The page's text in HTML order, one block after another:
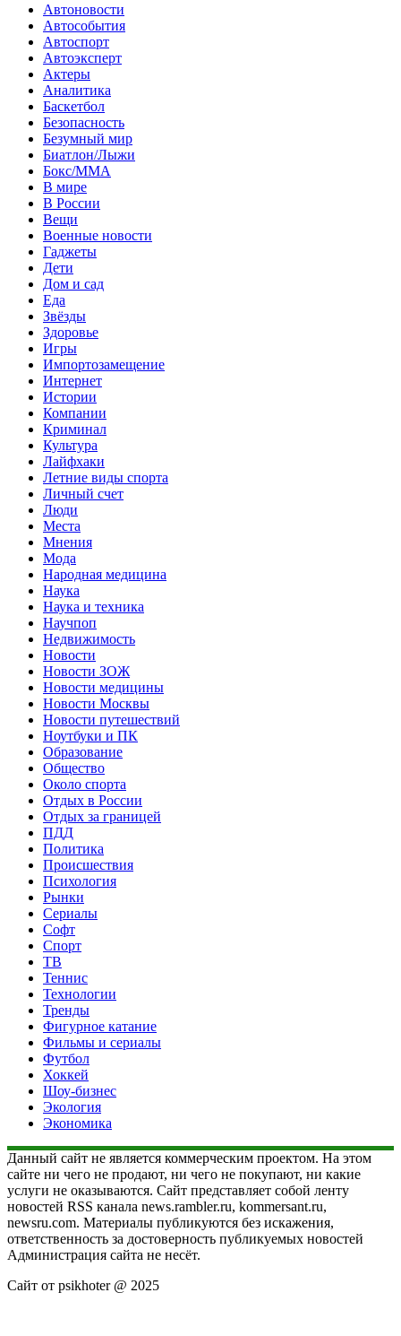
Автоновости
Автособытия
Автоспорт
Автоэксперт
Актеры
Аналитика
Баскетбол
Безопасность
Безумный мир
Биатлон/Лыжи
Бокс/MMA
В мире
В России
Вещи
Военные новости
Гаджеты
Дети
Дом и сад
Еда
Звёзды
Здоровье
Игры
Импортозамещение
Интернет
Истории
Компании
Криминал
Культура
Лайфхаки
Летние виды спорта
Личный счет
Люди
Места
Мнения
Мода
Народная медицина
Наука
Наука и техника
Научпоп
Недвижимость
Новости
Новости ЗОЖ
Новости медицины
Новости Москвы
Новости путешествий
Ноутбуки и ПК
Образование
Общество
Около спорта
Отдых в России
Отдых за границей
ПДД
Политика
Происшествия
Психология
Рынки
Сериалы
Софт
Спорт
ТВ
Теннис
Технологии
Тренды
Фигурное катание
Фильмы и сериалы
Футбол
Хоккей
Шоу-бизнес
Экология
Экономика
Данный сайт не является коммерческим проектом. На этом
сайте ни чего не продают, ни чего не покупают, ни какие
услуги не оказываются. Сайт представляет собой ленту
новостей RSS канала news.rambler.ru, kommersant.ru,
newsru.com. Материалы публикуются без искажения,
ответственность за достоверность публикуемых новостей
Администрация сайта не несёт.
Сайт от psikhoter @ 2025